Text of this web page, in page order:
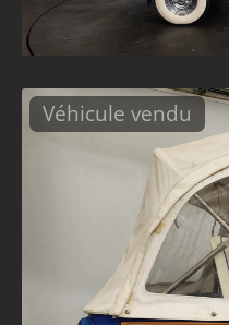
Véhicule vendu